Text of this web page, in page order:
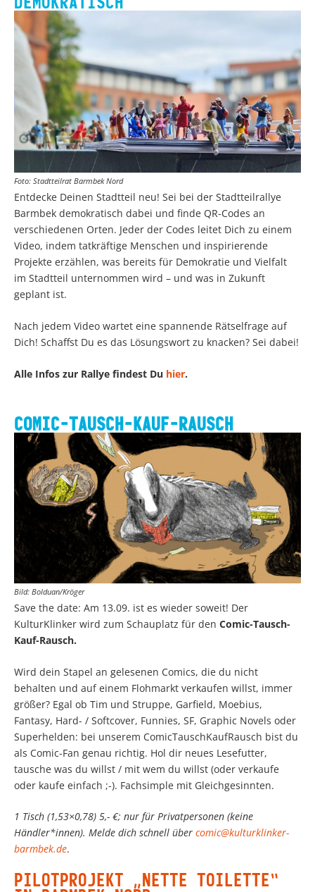
Foto: Stadtteilrat Barmbek Nord
Entdecke Deinen Stadtteil neu! Sei bei der Stadtteilrallye
Barmbek demokratisch dabei und finde QR-Codes an
verschiedenen Orten. Jeder der Codes leitet Dich zu einem
Video, indem tatkräftige Menschen und inspirierende
Projekte erzählen, was bereits für Demokratie und Vielfalt
im Stadtteil unternommen wird – und was in Zukunft
geplant ist.
Nach jedem Video wartet eine spannende Rätselfrage auf
Dich! Schaffst Du es das Lösungswort zu knacken? Sei dabei!
Alle Infos zur Rallye findest Du hier.
COMIC-TAUSCH-KAUF-RAUSCH
Bild: Bolduan/Kröger
Save the date: Am 13.09. ist es wieder soweit! Der
KulturKlinker wird zum Schauplatz für den Comic-Tausch-
Kauf-Rausch.
Wird dein Stapel an gelesenen Comics, die du nicht
behalten und auf einem Flohmarkt verkaufen willst, immer
größer? Egal ob Tim und Struppe, Garfield, Moebius,
Fantasy, Hard- / Softcover, Funnies, SF, Graphic Novels oder
Superhelden: bei unserem ComicTauschKaufRausch bist du
als Comic-Fan genau richtig. Hol dir neues Lesefutter,
tausche was du willst / mit wem du willst (oder verkaufe
oder kaufe einfach ;-). Fachsimple mit Gleichgesinnten.
1 Tisch (1,53×0,78) 5,- €; nur für Privatpersonen (keine
Händler*innen). Melde dich schnell über comic@kulturklinker-
barmbek.de.
PILOTPROJEKT „NETTE TOILETTE“